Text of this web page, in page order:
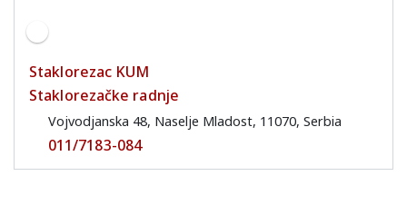
Staklorezac KUM
Staklorezačke radnje
Vojvodjanska 48, Naselje Mladost, 11070, Serbia
011/7183-084